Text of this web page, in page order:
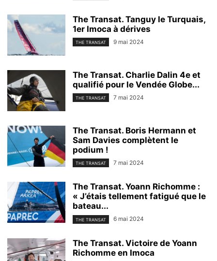
The Transat. Tanguy le Turquais,
1er Imoca à dérives
THE TRANSAT 9 mai 2024
The Transat. Charlie Dalin 4e et
qualifié pour le Vendée Globe...
THE TRANSAT 7 mai 2024
The Transat. Boris Hermann et
Sam Davies complètent le
podium !
THE TRANSAT 7 mai 2024
The Transat. Yoann Richomme :
« J’étais tellement fatigué que le
bateau...
THE TRANSAT 6 mai 2024
The Transat. Victoire de Yoann
Richomme en Imoca